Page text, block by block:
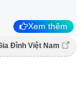
Xem thêm
Đình Việt Nam